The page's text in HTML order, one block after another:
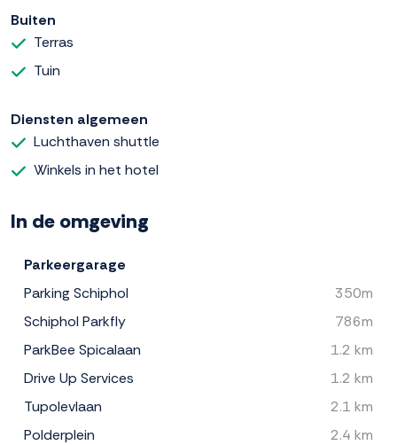
Buiten
Terras
Tuin
Diensten algemeen
Luchthaven shuttle
Winkels in het hotel
In de omgeving
Parkeergarage
Parking Schiphol
350m
Schiphol Parkfly
786m
ParkBee Spicalaan
1.2 km
Drive Up Services
1.2 km
Tupolevlaan
2.1 km
Polderplein
2.4 km